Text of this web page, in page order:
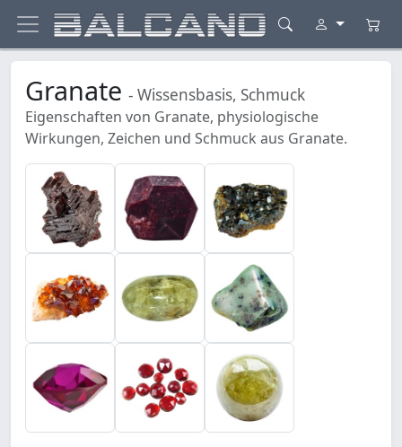
Granate - Wissensbasis, Schmuck
Eigenschaften von Granate, physiologische
Wirkungen, Zeichen und Schmuck aus Granate.